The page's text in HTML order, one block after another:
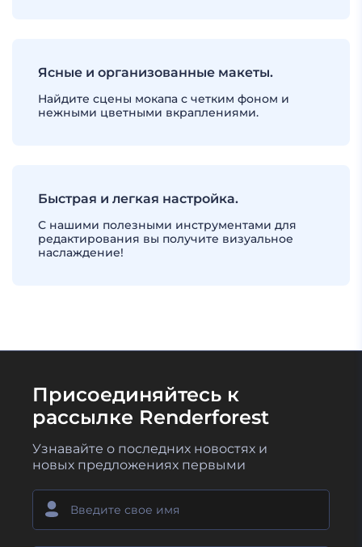
Ясные и организованные макеты.
Найдите сцены мокапа с четким фоном и
нежными цветными вкраплениями.
Быстрая и легкая настройка.
С нашими полезными инструментами для
редактирования вы получите визуальное
наслаждение!
Присоединяйтесь к
рассылке Renderforest
Узнавайте о последних новостях и
новых предложениях первыми